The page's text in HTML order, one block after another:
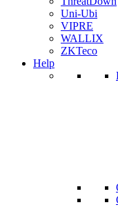
Uni-Ubi
VIPRE
WALLIX
ZKTeco
Help